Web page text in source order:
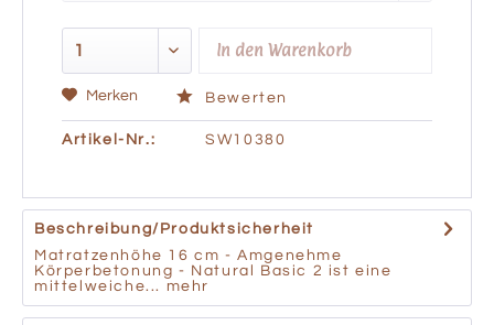
In den Warenkorb
Merken Bewerten
Artikel-Nr.: SW10380
Beschreibung/Produktsicherheit
Matratzenhöhe 16 cm - Amgenehme
Körperbetonung - Natural Basic 2 ist eine
mittelweiche...
mehr